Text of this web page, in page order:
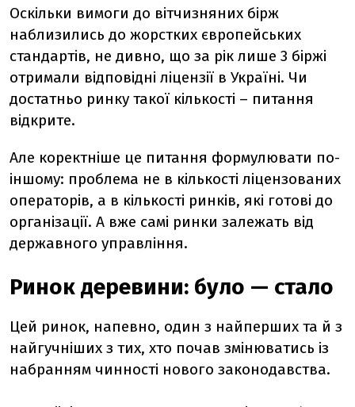
Оскільки вимоги до вітчизняних бірж
наблизились до жорстких європейських
стандартів, не дивно, що за рік лише 3 біржі
отримали відповідні ліцензії в Україні. Чи
достатньо ринку такої кількості – питання
відкрите.
Але коректніше це питання формулювати по-
іншому: проблема не в кількості ліцензованих
операторів, а в кількості ринків, які готові до
організації. А вже самі ринки залежать від
державного управління.
Ринок деревини: було — стало
Цей ринок, напевно, один з найперших та й з
найгучніших з тих, хто почав змінюватись із
набранням чинності нового законодавства.